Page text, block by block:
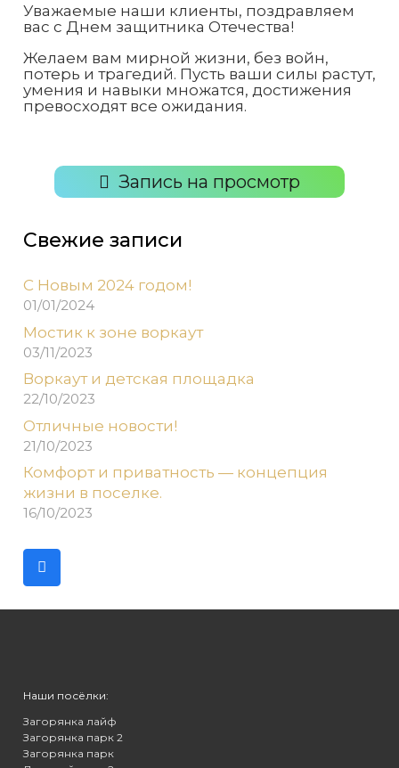
Уважаемые наши клиенты, поздравляем
вас с Днем защитника Отечества!
Желаем вам мирной жизни, без войн,
потерь и трагедий. Пусть ваши силы растут,
умения и навыки множатся, достижения
превосходят все ожидания.
Запись на просмотр
Свежие записи
С Новым 2024 годом!
01/01/2024
Мостик к зоне воркаут
03/11/2023
Воркаут и детская площадка
22/10/2023
Отличные новости!
21/10/2023
Комфорт и приватность — концепция
жизни в поселке.
16/10/2023
Наши посёлки:
Загорянка лайф
Загорянка парк 2
Загорянка парк